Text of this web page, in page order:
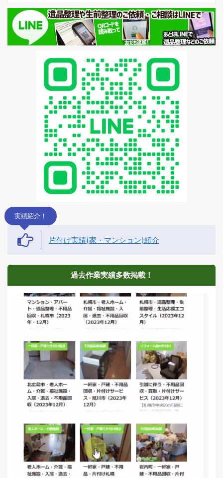
実績紹介！
片付け実績(家・マンション)紹介
過去作業実績多数掲載！